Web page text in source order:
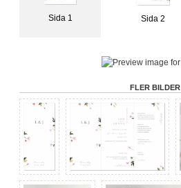
Sida 1 Sida 2
FLER BILDER